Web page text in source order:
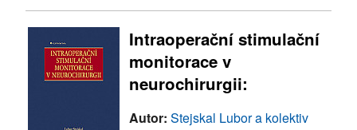
Intraoperační stimulační
monitorace v
neurochirurgii:
Autor: Stejskal Lubor a kolektiv